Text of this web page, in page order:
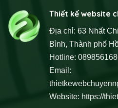
Thiết kế website
Địa chỉ: 63 Nhất
Bình, Thành phố
Hotline:
Email:
Website: https://